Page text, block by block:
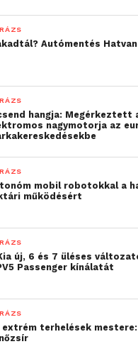
Autómentés
hangja: Megérkeztett
nagymotorja az
mobil robotokkal a
működésért
új, 6 és 7 üléses
Passenger kínálatát
extrém terhelések